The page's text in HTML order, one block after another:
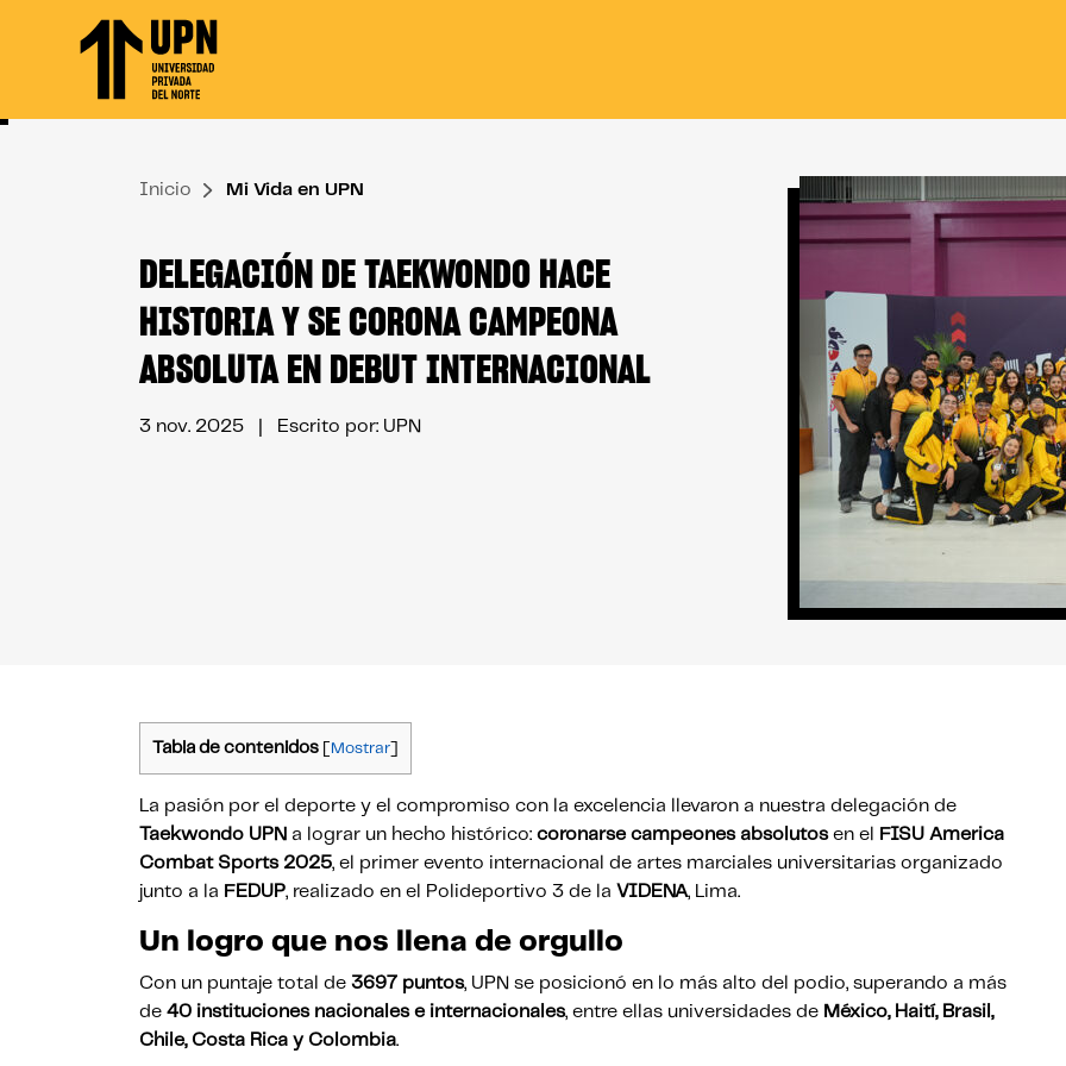
Inicio Mi Vida en UPN
DELEGACIÓN DE TAEKWONDO HACE
HISTORIA Y SE CORONA CAMPEONA
ABSOLUTA EN DEBUT INTERNACIONAL
3 nov. 2025 | Escrito por: UPN
Tabla de contenidos Mostrar
La pasión por el deporte y el compromiso con la excelencia llevaron a nuestra delegación de
Taekwondo UPN a lograr un hecho histórico: coronarse campeones absolutosen el
FISU America
Combat Sports 2025, el primer evento internacional de artes marciales universitarias organizado
junto a la FEDUP, realizado en el Polideportivo 3 de la VIDENA, Lima.
Un logro que nos llena de orgullo
Con un puntaje total de 3697 puntos, UPN se posicionó en lo más alto del podio, superando a más
de 40 instituciones nacionales e internacionales, entre ellas universidades de México, Haití, Brasil,
Chile, Costa Rica y Colombia.